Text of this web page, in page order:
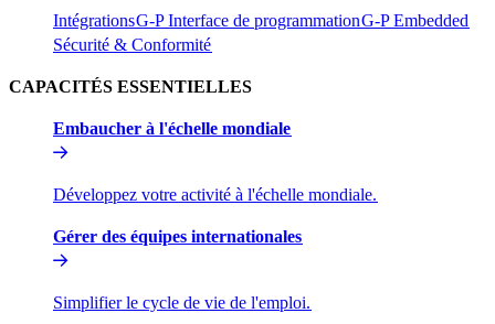
Intégrations​​G-P Interface de programmation​​G-P Embedded​​
Sécurité & Conformité​​
CAPACITÉS ESSENTIELLES​​
Embaucher à l'échelle mondiale​​
Développez votre activité à l'échelle mondiale.​​
Gérer des équipes internationales​​
Simplifier le cycle de vie de l'emploi.​​